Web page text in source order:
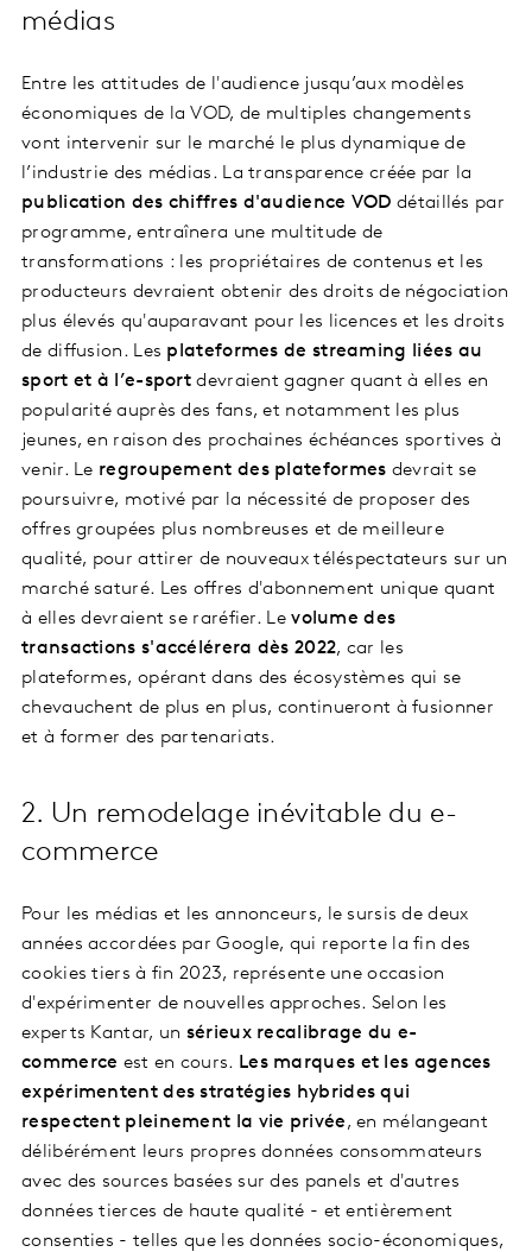
médias
Entre les attitudes de l'audience jusqu’aux modèles
économiques de la VOD, de multiples changements
vont intervenir sur le marché le plus dynamique de
l’industrie des médias. La transparence créée par la
publication des chiffres d'audience VOD détaillés par
programme, entraînera une multitude de
transformations : les propriétaires de contenus et les
producteurs devraient obtenir des droits de négociation
plus élevés qu'auparavant pour les licences et les droits
de diffusion. Les plateformes de streaming liées au
sport et à l’e-sport devraient gagner quant à elles en
popularité auprès des fans, et notamment les plus
jeunes, en raison des prochaines échéances sportives à
venir. Le regroupement des plateformes devrait se
poursuivre, motivé par la nécessité de proposer des
offres groupées plus nombreuses et de meilleure
qualité, pour attirer de nouveaux téléspectateurs sur un
marché saturé. Les offres d'abonnement unique quant
à elles devraient se raréfier. Levolume des
transactions s'accélérera dès 2022, car les
plateformes, opérant dans des écosystèmes qui se
chevauchent de plus en plus, continueront à fusionner
et à former des partenariats.
2. Un remodelage inévitable du e-
commerce
Pour les médias et les annonceurs, le sursis de deux
années accordées par Google, qui reporte la fin des
cookies tiers à fin 2023, représente une occasion
d'expérimenter de nouvelles approches. Selon les
experts Kantar, un sérieux recalibrage du e-
commerce est en cours. Les marques et les agences
expérimentent des stratégies hybrides qui
respectent pleinement la vie privée, en mélangeant
délibérément leurs propres données consommateurs
avec des sources basées sur des panels et d'autres
données tierces de haute qualité - et entièrement
consenties - telles que les données socio-économiques,